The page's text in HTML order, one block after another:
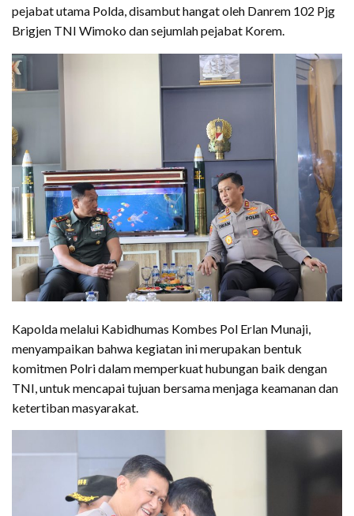
pejabat utama Polda, disambut hangat oleh Danrem 102 Pjg
Brigjen TNI Wimoko dan sejumlah pejabat Korem.
Kapolda melalui Kabidhumas Kombes Pol Erlan Munaji,
menyampaikan bahwa kegiatan ini merupakan bentuk
komitmen Polri dalam memperkuat hubungan baik dengan
TNI, untuk mencapai tujuan bersama menjaga keamanan dan
ketertiban masyarakat.